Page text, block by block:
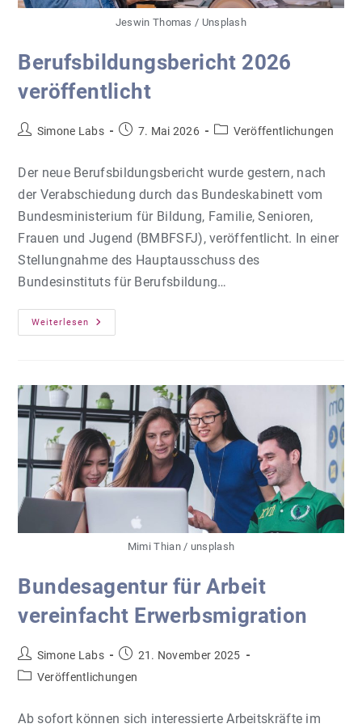
Jeswin Thomas / Unsplash
Berufsbildungsbericht 2026
veröffentlicht
Beitrags-
Simone Labs
Beitrag7. Mai 2026
Beitrags-
Veröffentlichungen
Der neue Berufsbildungsbericht wurde gestern, nach
der Verabschiedung durch das Bundeskabinett vom
Bundesministerium für Bildung, Familie, Senioren,
Frauen und Jugend (BMBFSFJ), veröffentlicht. In einer
Stellungnahme des Hauptausschuss des
Bundesinstituts für Berufsbildung…
Weiterlesen
Berufsbildungsbericht
2026
Mimi Thian / unsplash
Bundesagentur für Arbeit
vereinfacht Erwerbsmigration
Beitrags-
Autor:
Simone Labs
Beitrag21. November 2025
Beitrags-
Veröffentlichungen
Ab sofort können sich interessierte Arbeitskräfte im